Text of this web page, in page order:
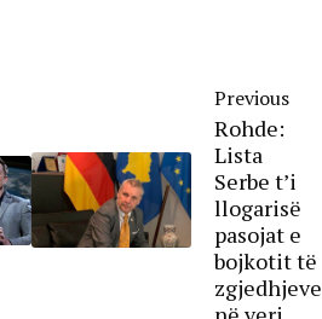
Previous
Rohde:
Lista
Serbe t’i
llogarisë
pasojat e
bojkotit të
zgjedhjeve